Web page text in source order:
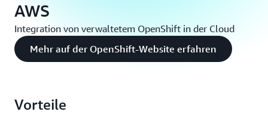
AWS
Integration von verwaltetem OpenShift in der Cloud
Mehr auf der OpenShift-Website erfahren
Vorteile